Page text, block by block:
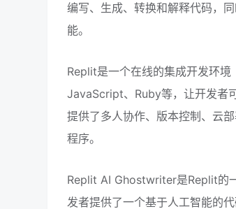
编写、生成、转换和解释代码，
能。
Replit是一个在线的集成开发环境
JavaScript、Ruby等，让开发者
提供了多人协作、版本控制、云
程序。
Replit AI Ghostwriter是Replit的
发者提供了一个基于人工智能的